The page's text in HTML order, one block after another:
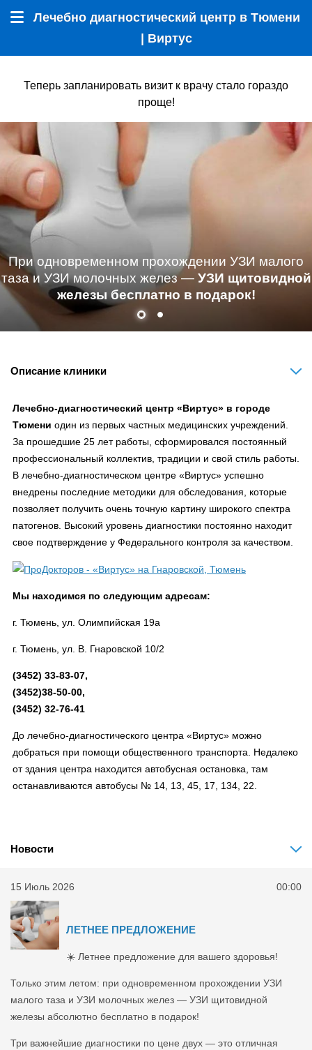
Лечебно диагностический центр в Тюмени
| Виртус
Теперь запланировать визит к врачу стало гораздо
проще!
При одновременном прохождении УЗИ малого
таза и УЗИ молочных желез — УЗИ щитовидной
железы бесплатно в подарок!
Описание клиники
Лечебно-диагностический центр «Виртус» в городе
Тюмени один из первых частных медицинских учреждений.
За прошедшие 25 лет работы, сформировался постоянный
профессиональный коллектив, традиции и свой стиль работы.
В лечебно-диагностическом центре «Виртус» успешно
внедрены последние методики для обследования, которые
позволяет получить очень точную картину широкого спектра
патогенов. Высокий уровень диагностики постоянно находит
свое подтверждение у Федерального контроля за качеством.
Мы находимся по следующим адресам:
г. Тюмень, ул. Олимпийская 19а
г. Тюмень, ул. В. Гнаровской 10/2
(3452) 33-83-07,
(3452)38-50-00,
(3452) 32-76-41
До лечебно-диагностического центра «Виртус» можно
добраться при помощи общественного транспорта. Недалеко
от здания центра находится автобусная остановка, там
останавливаются автобусы № 14, 13, 45, 17, 134, 22.
Новости
15 Июль 2026 00:00
ЛЕТНЕЕ ПРЕДЛОЖЕНИЕ
☀️ Летнее предложение для вашего здоровья!
Только этим летом: при одновременном прохождении УЗИ
малого таза и УЗИ молочных желез — УЗИ щитовидной
железы абсолютно бесплатно в подарок!
Три важнейшие диагностики по цене двух — это отличная